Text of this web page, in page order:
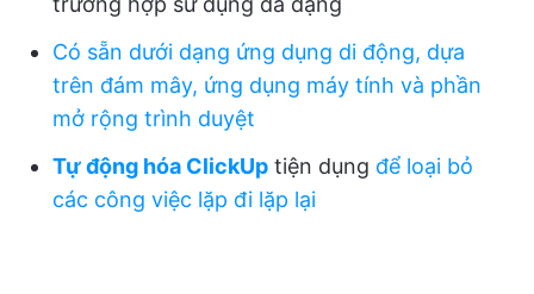
Có sẵn dưới dạng ứng dụng di động, dựa
trên đám mây, ứng dụng máy tính và phần
mở rộng trình duyệt
Tự động hóa ClickUp tiện dụng để loại bỏ
các công việc lặp đi lặp lại